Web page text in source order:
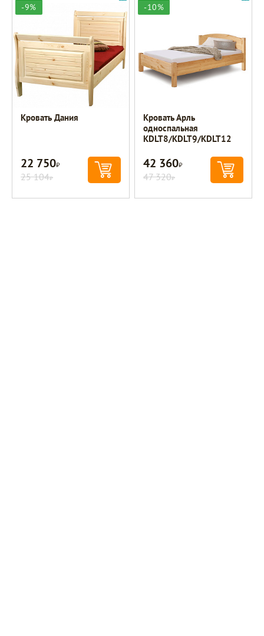
-9%
Кровать Дания
22 750Р
25 104Р
-10%
Кровать Арль
односпальная
KDLT8/KDLT9/KDLT12
42 360Р
47 320Р